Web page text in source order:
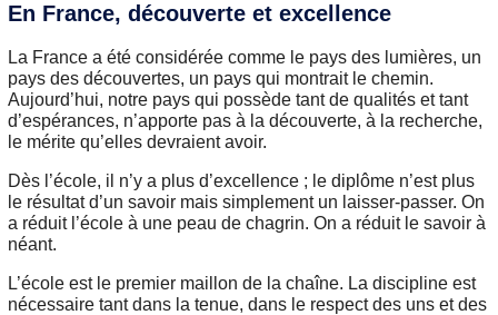
En France, découverte et excellence
La France a été considérée comme le pays des lumières, un
pays des découvertes, un pays qui montrait le chemin.
Aujourd’hui, notre pays qui possède tant de qualités et tant
d’espérances, n’apporte pas à la découverte, à la recherche,
le mérite qu’elles devraient avoir.
Dès l’école, il n’y a plus d’excellence ; le diplôme n’est plus
le résultat d’un savoir mais simplement un laisser-passer. On
a réduit l’école à une peau de chagrin. On a réduit le savoir à
néant.
L’école est le premier maillon de la chaîne. La discipline est
nécessaire tant dans la tenue, dans le respect des uns et des